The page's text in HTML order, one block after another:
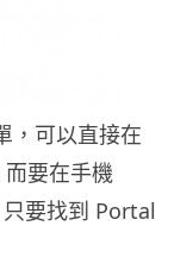
，可以直接在
要在手機
要找到 Portal